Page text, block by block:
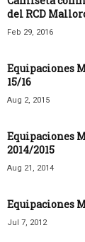
del RCD
Feb 29, 2016
Equipaciones
15/16
Aug 2, 2015
Equipaciones
2014/2015
Aug 21, 2014
Equipaciones
Jul 7, 2012